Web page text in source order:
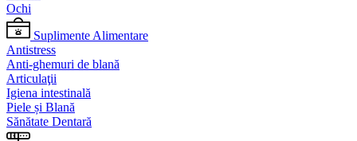
Ochi
Suplimente Alimentare
Antistress
Anti-ghemuri de blană
Articulaţii
Igiena intestinală
Piele și Blană
Sănătate Dentară